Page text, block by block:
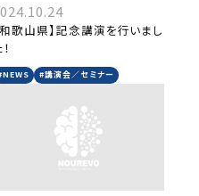
和歌山県】記念講演を行いまし
#講演会／セミナー